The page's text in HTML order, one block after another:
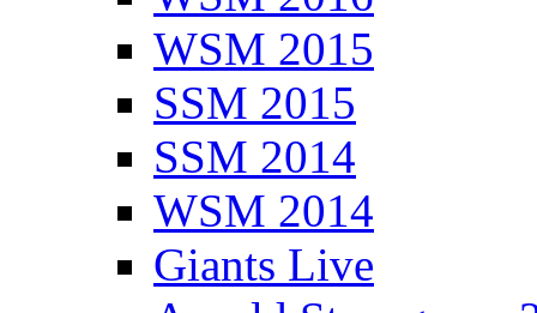
WSM 2015
SSM 2015
SSM 2014
WSM 2014
Giants Live